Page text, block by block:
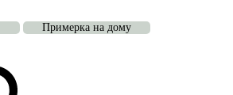
Примерка на дому